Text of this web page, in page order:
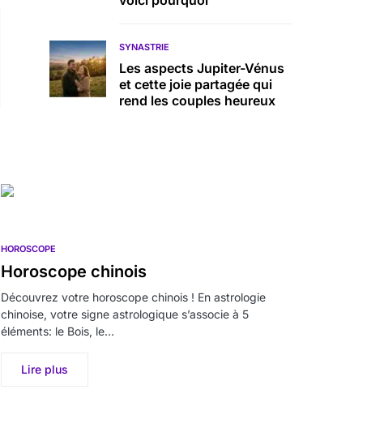
SYNASTRIE
Les aspects Jupiter-Vénus
et cette joie partagée qui
rend les couples heureux
HOROSCOPE
Horoscope chinois
Découvrez votre horoscope chinois ! En astrologie
chinoise, votre signe astrologique s’associe à 5
éléments: le Bois, le…
Lire plus